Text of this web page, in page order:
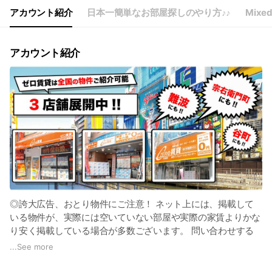
Open 24 hours
LINEでカンタン問合せ！24時間対応🌟
アカウント紹介 日本一簡単なお部屋探しのやり方♪♪
アカウント紹介
◎誇大広告、おとり物件にご注意！ ネット上には、掲載して
いる物件が、実際には空いていない部屋や実際の家賃よりかな
り安く掲載している場合が多数ございます。 問い合わせする
と、「空いています」といい、来店にこぎつけます。 来店さ
...See more